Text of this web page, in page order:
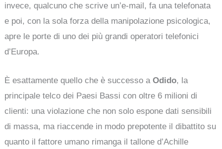
invece, qualcuno che scrive un’e-mail, fa una telefonata
e poi, con la sola forza della manipolazione psicologica,
apre le porte di uno dei più grandi operatori telefonici
d’Europa.
È esattamente quello che è successo aOdido, la
principale telco dei Paesi Bassi con oltre 6 milioni di
clienti: una violazione che non solo espone dati sensibili
di massa, ma riaccende in modo prepotente il dibattito su
quanto il fattore umano rimanga il tallone d’Achille